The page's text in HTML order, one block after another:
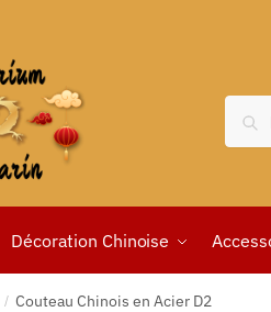
Décoration Chinoise
/ Couteau Chinois en Acier D2